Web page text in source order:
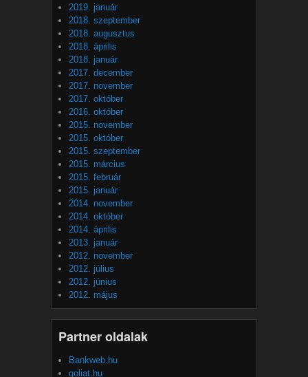
2019. január
2018. szeptember
2018. augusztus
2018. április
2018. január
2017. december
2017. november
2017. október
2016. október
2015. november
2015. október
2015. szeptember
2015. március
2015. február
2015. január
2014. november
2014. október
2014. április
2013. január
2012. november
2012. július
2012. június
2012. május
Partner oldalak
Bankweb.hu
goliat.hu